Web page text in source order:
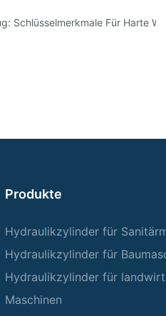
Schlüsselmerkmale Für Harte
Produkte
Hydraulikzylinder für
Hydraulikzylinder für
Hydraulikzylinder für
Maschinen